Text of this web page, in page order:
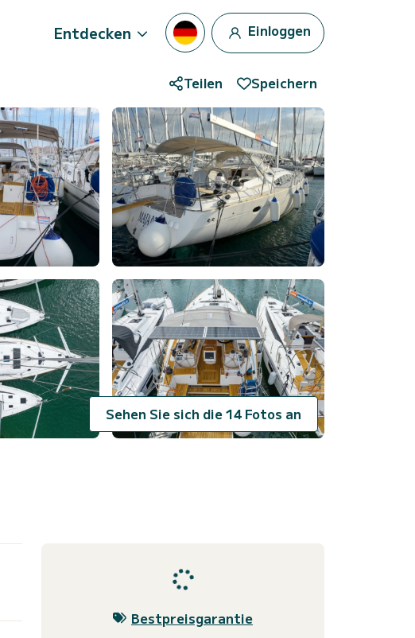
Entdecken Einloggen
Teilen Speichern
Sehen Sie sich die 14 Fotos an
Bestpreisgarantie